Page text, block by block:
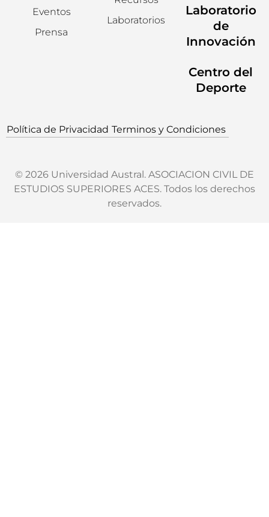
Eventos
Prensa
Laboratorios
Laboratorio
de
Innovación
Centro del
Deporte
Política de Privacidad Terminos y Condiciones
© 2026 Universidad Austral. ASOCIACION CIVIL DE
ESTUDIOS SUPERIORES ACES. Todos los derechos
reservados.